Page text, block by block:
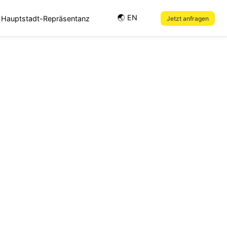
Hauptstadt-Repräsentanz 🌏︎ EN Jetzt anfragen